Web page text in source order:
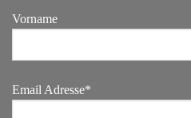
Vorname
Email Adresse*